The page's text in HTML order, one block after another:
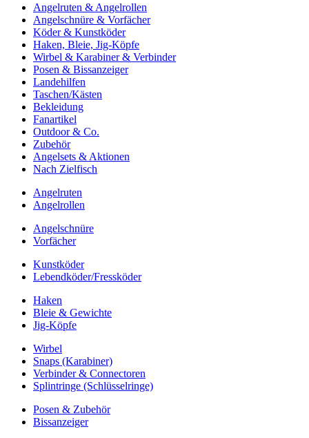
Angelruten & Angelrollen
Angelschnüre & Vorfächer
Köder & Kunstköder
Haken, Bleie, Jig-Köpfe
Wirbel & Karabiner & Verbinder
Posen & Bissanzeiger
Landehilfen
Taschen/Kästen
Bekleidung
Fanartikel
Outdoor & Co.
Zubehör
Angelsets & Aktionen
Nach Zielfisch
Angelruten
Angelrollen
Angelschnüre
Vorfächer
Kunstköder
Lebendköder/Fressköder
Haken
Bleie & Gewichte
Jig-Köpfe
Wirbel
Snaps (Karabiner)
Verbinder & Connectoren
Splintringe (Schlüsselringe)
Posen & Zubehör
Bissanzeiger